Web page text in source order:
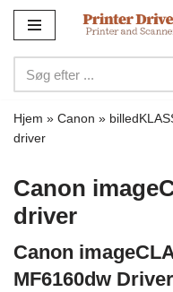
indhold
Hjem » Canon »
driver
Canon
driver
Canon
MF6160dw Driver